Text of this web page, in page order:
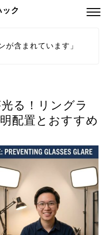
ク
が含まれています」
る！リングラ
配置とおすすめ